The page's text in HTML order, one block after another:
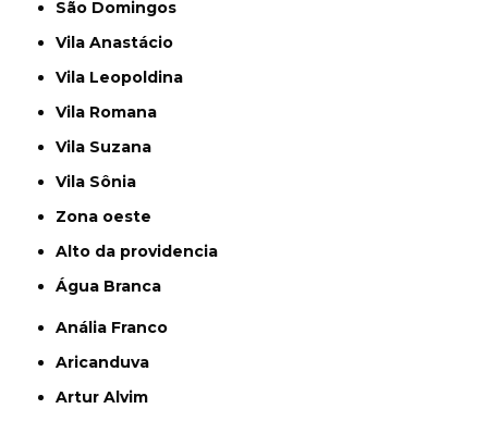
São Domingos
Vila Anastácio
Vila Leopoldina
Vila Romana
Vila Suzana
Vila Sônia
Zona oeste
alto da providencia
Água Branca
Anália Franco
Aricanduva
Artur Alvim